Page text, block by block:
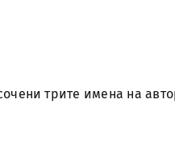
трите имена на